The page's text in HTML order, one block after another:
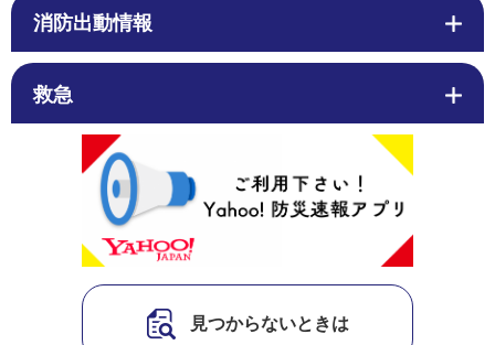
消防出動情報
救急
見つからないときは